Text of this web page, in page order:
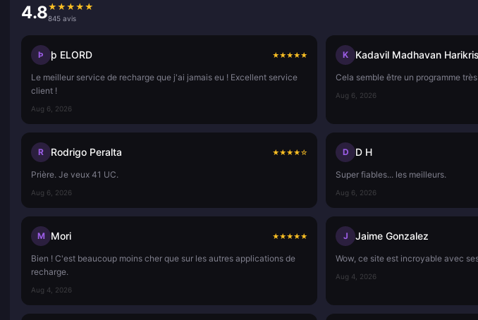
4.8★ ★ ★ ★ ★
845 avis
Þ þ ELORD ★★★★★
Le meilleur service de recharge que j'ai jamais eu ! Excellent service
client !
Aug 6, 2026
K Kadavil Madhavan
Cela semble être un programme
Aug 6, 2026
R Rodrigo Peralta ★★★★☆
Prière. Je veux 41 UC.
Aug 6, 2026
D D H
Super fiables... les meilleurs.
Aug 6, 2026
M Mori ★★★★★
Bien ! C'est beaucoup moins cher que sur les autres applications de
recharge.
Aug 4, 2026
J Jaime Gonzalez
Wow, ce site est incroyable avec
Aug 4, 2026